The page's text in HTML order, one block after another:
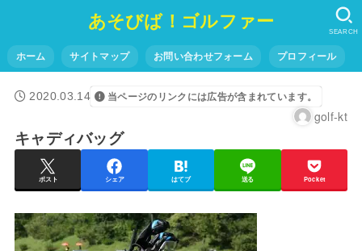
あそびば！ゴルファー
ホーム サイトマップ お問い合わせフォーム プロフィール
SEARCH
2020.03.14 当ページのリンクには広告が含まれています。
golf-kt
キャディバッグ
ポスト シェア はてブ 送る Pocket